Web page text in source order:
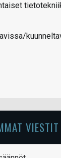
VIESTIT